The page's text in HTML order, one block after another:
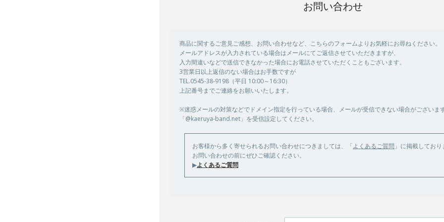
お問い合わせ
商品に関するご意見ご感想、お問い合わせなど、こちらのフォームよりお気軽にお尋ねください。
メールアドレスが入力されている場合はメールにてご返信させていただきますが、
入力間違いなどで送信できなかった場合にお電話させていただくこともございます。
3営業日以上返信のない場合はお手数ですが
TEL.0545-38-9198（平日 10:00～16:30）
上記番号までご連絡をお願いいたします。
※迷惑メールの対策などでドメイン指定を行っている場合、メールが受信できない場合がございます
「@kaeruya-band.net」を受信設定してください。
お客様から多く寄せられるお問い合わせにつきましては、「よくあるご質問 」に掲載しており
お問い合わせの前にぜひご確認ください。
▶よくあるご質問